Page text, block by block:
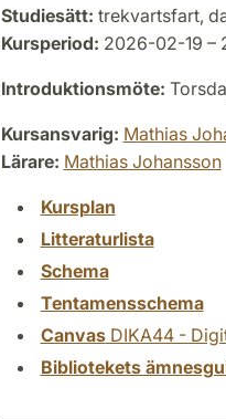
Studiesätt: trekvartsfart,
Kursperiod: 2026-02-19 –
Introduktionsmöte:
Kursansvarig: Mathias
Lärare: Mathias Johansson
Kursplan
Litteraturlista
Schema
Tentamensschema
CanvasDIKA44 -
Bibliotekets